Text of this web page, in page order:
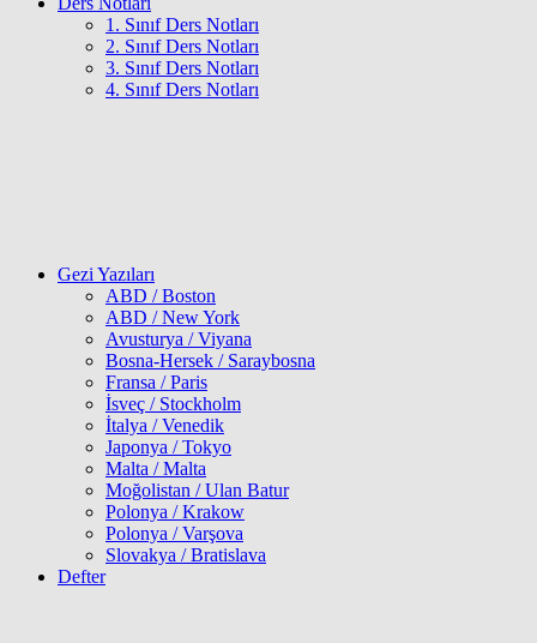
1. Sınıf Ders Notları
2. Sınıf Ders Notları
3. Sınıf Ders Notları
4. Sınıf Ders Notları
Gezi Yazıları
ABD / Boston
ABD / New York
Avusturya / Viyana
Bosna-Hersek / Saraybosna
Fransa / Paris
İsveç / Stockholm
İtalya / Venedik
Japonya / Tokyo
Malta / Malta
Moğolistan / Ulan Batur
Polonya / Krakow
Polonya / Varşova
Slovakya / Bratislava
Defter